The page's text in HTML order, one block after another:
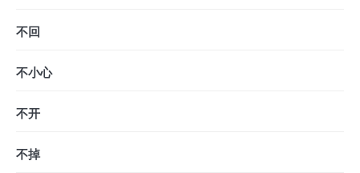
不回
不小心
不开
不掉